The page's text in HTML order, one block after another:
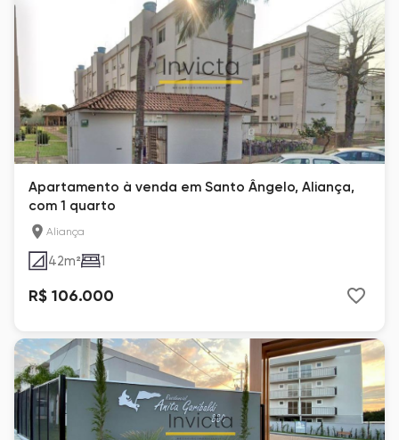
Apartamento à venda em Santo Ângelo, Aliança,
com 1 quarto
Aliança
42m² 1
R$ 106.000